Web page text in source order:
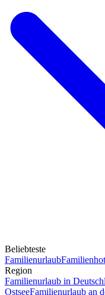
Beliebteste
Familienurlaub
Region
Familienurlaub in
OstseeFamilienurlaub an